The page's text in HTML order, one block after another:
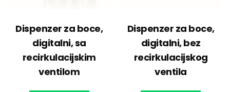
Dispenzer za boce,
digitalni, sa
recirkulacijskim
ventilom
Dispenzer za boce,
digitalni, bez
recirkulacijskog
ventila